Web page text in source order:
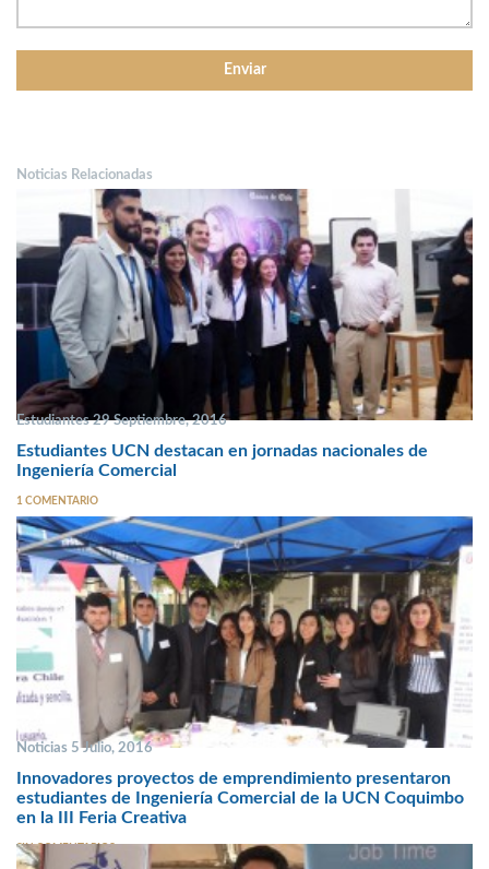
Noticias Relacionadas
Estudiantes 29 Septiembre, 2016
Estudiantes UCN destacan en jornadas nacionales de
Ingeniería Comercial
1 COMENTARIO
Noticias 5 Julio, 2016
Innovadores proyectos de emprendimiento presentaron
estudiantes de Ingeniería Comercial de la UCN Coquimbo
en la III Feria Creativa
SIN COMENTARIOS